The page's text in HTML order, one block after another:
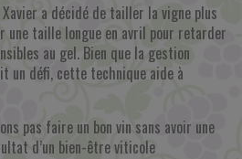
a décidé de tailler la vigne plus
taille longue en avril pour retarder
au gel. Bien que la gestion
un défi, cette technique aide à
pas faire un bon vin sans avoir une
d’un bien-être viticole